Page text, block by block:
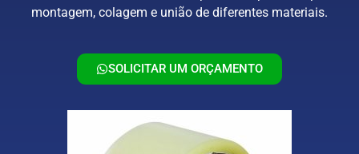
montagem, colagem e união de diferentes materiais.
SOLICITAR UM ORÇAMENTO